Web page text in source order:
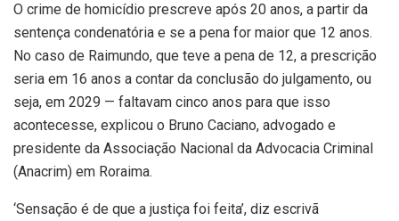
O crime de homicídio prescreve após 20 anos, a partir da
sentença condenatória e se a pena for maior que 12 anos.
No caso de Raimundo, que teve a pena de 12, a prescrição
seria em 16 anos a contar da conclusão do julgamento, ou
seja, em 2029 — faltavam cinco anos para que isso
acontecesse, explicou o Bruno Caciano, advogado e
presidente da Associação Nacional da Advocacia Criminal
(Anacrim) em Roraima.
‘Sensação é de que a justiça foi feita’, diz escrivã